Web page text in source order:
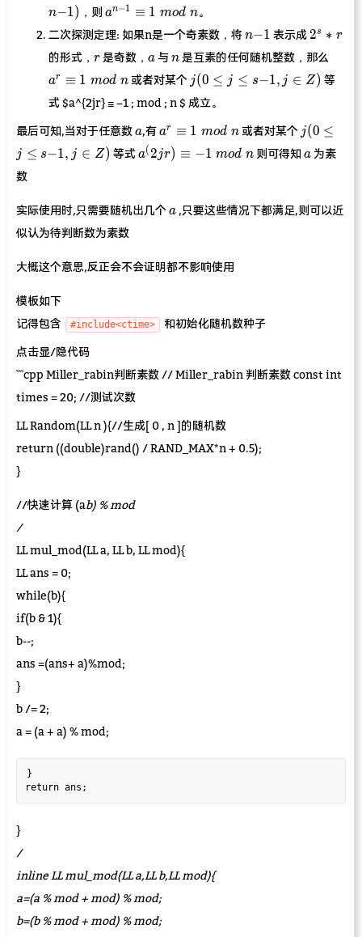
n−1) ，则 a^{n-
1} ≡
1 \;
mod
\; n
an−1 ≡ 1 mod n。
二次探测定理: 如果n是一个奇素数，将n−1
n−1 表示成2^s*r
2s ∗ r
的形式， r
r是奇数，a
a与n
n是互素的任何随机整数，那么
≡ 1
\;
ar ≡ 1 mod n或者对某个 j (0
≤
j≤
s−1,
j(0 ≤ j ≤ s−1, j ∈ Z) 等
式 $a^{2jr} ≡ −1 ; mod ; n $ 成立。
最后可知,当对于任意数a
a,有a^r
≡ 1
\;
ar ≡ 1 mod n或者对某个 j (0
j≤
j(0 ≤
j ≤ s−1, j ∈ Z) 等式a^(2jr)
a( 2jr) ≡ −1 mod n 则可得知a
a 为素
数
实际使用时,只需要随机出几个a
a ,只要这些情况下都满足,则可以近
似认为待判断数为素数
大概这个意思,反正会不会证明都不影响使用
模板如下
记得包含
#include<ctime> 和初始化随机数种子
点击显/隐代码
```cpp Miller_rabin判断素数 // Miller_rabin 判断素数 const int
times = 20; //测试次数
LL Random(LL n ){//生成[ 0 , n ]的随机数
return ((double)rand() / RAND_MAX*n + 0.5);
}
//快速计算 (ab) % mod
/
LL mul_mod(LL a, LL b, LL mod){
LL ans = 0;
while(b){
if(b & 1){
b--;
ans =(ans+ a)%mod;
}
b /= 2;
a = (a + a) % mod;
}
}
/
inline LL mul_mod(LL a,LL b,LL mod){
a=(a % mod + mod) % mod;
b=(b % mod + mod) % mod;